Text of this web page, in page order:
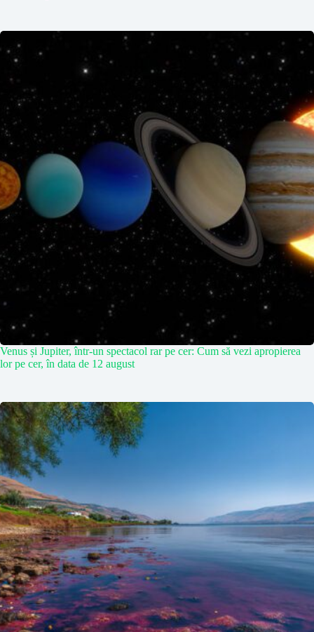
Venus și Jupiter, într-un spectacol rar pe cer: Cum să vezi apropierea
lor pe cer, în data de 12 august